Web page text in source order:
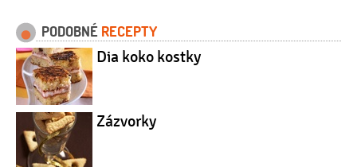
PODOBNÉ RECEPTY
Dia koko kostky
Zázvorky